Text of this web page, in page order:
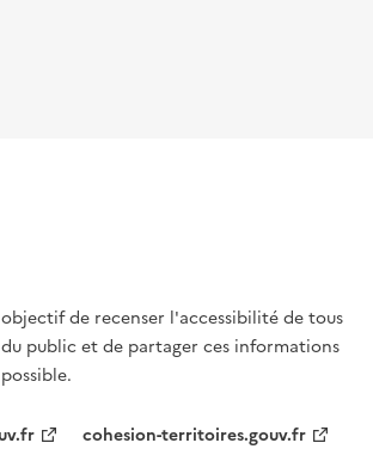
de recenser l'accessibilité de tous
public et de partager ces informations
cohesion-territoires.gouv.fr